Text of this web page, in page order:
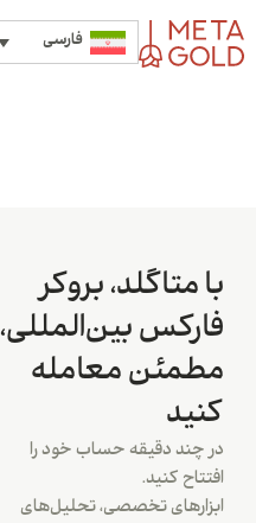
فارسی
با متاگلد، بروکر
فارکس بین‌المللی،
مطمئن معامله
کنید
در چند دقیقه حساب خود را
افتتاح کنید.
ابزارهای تخصصی، تحلیل‌های